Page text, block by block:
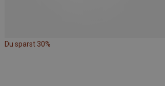
Du sparst 30%